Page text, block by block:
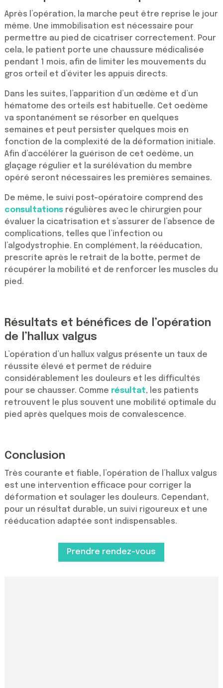
Après l’opération, la marche peut être reprise le jour
même. Une immobilisation est nécessaire pour
permettre au pied de cicatriser correctement. Pour
cela, le patient porte une chaussure médicalisée
pendant 1 mois, afin de limiter les mouvements du
gros orteil et d’éviter les appuis directs.
Dans les suites, l’apparition d’un œdème et d’un
hématome des orteils est habituelle. Cet oedème
va spontanément se résorber en quelques
semaines et peut persister quelques mois en
fonction de la complexité de la déformation initiale.
Afin d’accélérer la guérison de cet oedème, un
glaçage régulier et la surélévation du membre
opéré seront nécessaires les premières semaines.
De même, le suivi post-opératoire comprend des
consultationsrégulières avec le chirurgien pour
évaluer la cicatrisation et s’assurer de l’absence de
complications, telles que l’infection ou
l’algodystrophie. En complément, la rééducation,
prescrite après le retrait de la botte, permet de
récupérer la mobilité et de renforcer les muscles du
pied.
Résultats et bénéfices de l’opération
de l’hallux valgus
L’opération d’un hallux valgus présente un taux de
réussite élevé et permet de réduire
considérablement les douleurs et les difficultés
pour se chausser. Comme résultat, les patients
retrouvent le plus souvent une mobilité optimale du
pied après quelques mois de convalescence.
Conclusion
Très courante et fiable, l’opération de l’hallux valgus
est une intervention efficace pour corriger la
déformation et soulager les douleurs. Cependant,
pour un résultat durable, un suivi rigoureux et une
rééducation adaptée sont indispensables.
Prendre rendez-vous